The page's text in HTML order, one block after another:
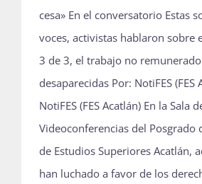
cesa» En el conversatorio Estas
voces, activistas hablaron sobre
3 de 3, el trabajo no
desaparecidas Por: NotiFES (FES
NotiFES (FES Acatlán) En la Sala
Videoconferencias del Posgrado
de Estudios Superiores Acatlán,
han luchado a favor de los